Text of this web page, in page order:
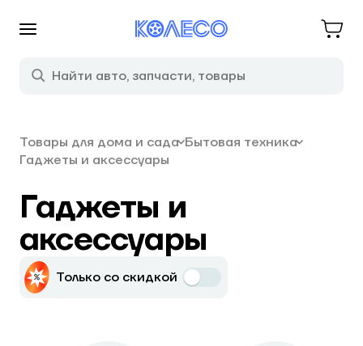
Товары для дома и сада Бытовая техника
Гаджеты и аксессуары
Гаджеты и
аксессуары
Только со скидкой